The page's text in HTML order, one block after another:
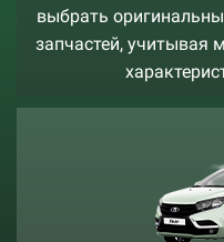
выбрать
запчастей, учитывая